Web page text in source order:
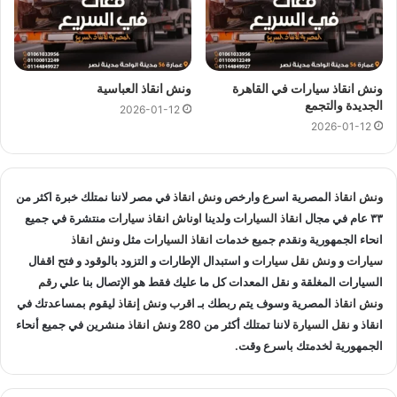
في العلمين و المناطق المجاوره و
اوناش انقاذفي جميع انحاء
الجمهورية لإنقاذ ونقل السياراتالمعطلة و سيارات الحوادث.
انقاذ السيارات:
اذا تعطلت سيارتك او تعرضت لحادث سير يمكنك الاتصال بـ ونش
انقاذ المصرية لانقاذ سيارتك ونقلك في الحال فنحن حريصين علي
جر السياراتاونقل السيارات.
تغيير الاطارات :
لا تقلق عندما تجد ان اطار سيارتك يحتاج الي تغيير او اصلاح حيث
اننا نساعدك علي القيام بتغيير واستبدال الاطار في الطريق حال
تعطلك.
نقل الوقود :
ونش انقاذ سيارات في القاهرة
الجديدة والتجمع
2026-01-12
ونش انقاذ العباسية
2026-01-12
ونش انقاذ المصرية اسرع وارخص ونش انقاذفي مصر لاننا نمتلك خبرة اكثر من
٣٣ عام في مجال
انقاذ السياراتولدينا اوناش انقاذ سياراتمنتشرة في جميع
انحاء الجمهورية ونقدم جميع خدمات انقاذ السياراتمثل ونش انقاذ
سياراتو ونش نقل سياراتو استبدال الإطارات و التزود بالوقود و فتح اقفال
السيارات المغلقة و نقل المعدات كل ما عليك فقط هو الإتصال بنا عليرقم
ونش انقاذ المصرية وسوف يتم ربطك بـ اقرب ونش إنقاذليقوم بمساعدتك في
انقاذ و نقل السيارة لاننا تمتلك أكثر من 280 ونش انقاذمنشرين في جميع أنحاء
الجمهورية لخدمتك باسرع وقت.